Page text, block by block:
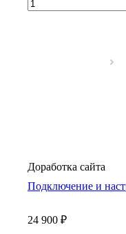
Доработка сайта
Подключение и
24 900 ₽